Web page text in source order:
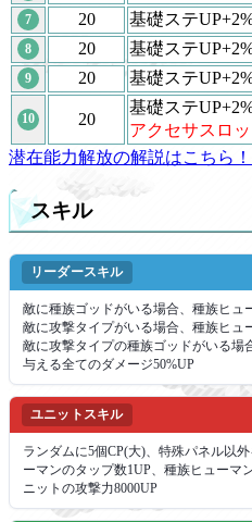
7 20 基礎ステ
8 20 基礎ステ
9 20 基礎ステ
10 20
基礎ステ
アクセサスロッ
潜在能力解放の解説はこちら！
スキル
リーダースキル
敵に種族ゴッドがいる場合、種族ヒュ
敵に攻撃タイプがいる場合、種族ヒュ
敵に攻撃タイプの種族ゴッドがいる場
与える全てのダメージ50%UP
ユニットスキル
ランダムに5個CP(大)、特殊パネル以
ーマンのタップ数1UP、種族ヒューマ
ニットの攻撃力8000UP